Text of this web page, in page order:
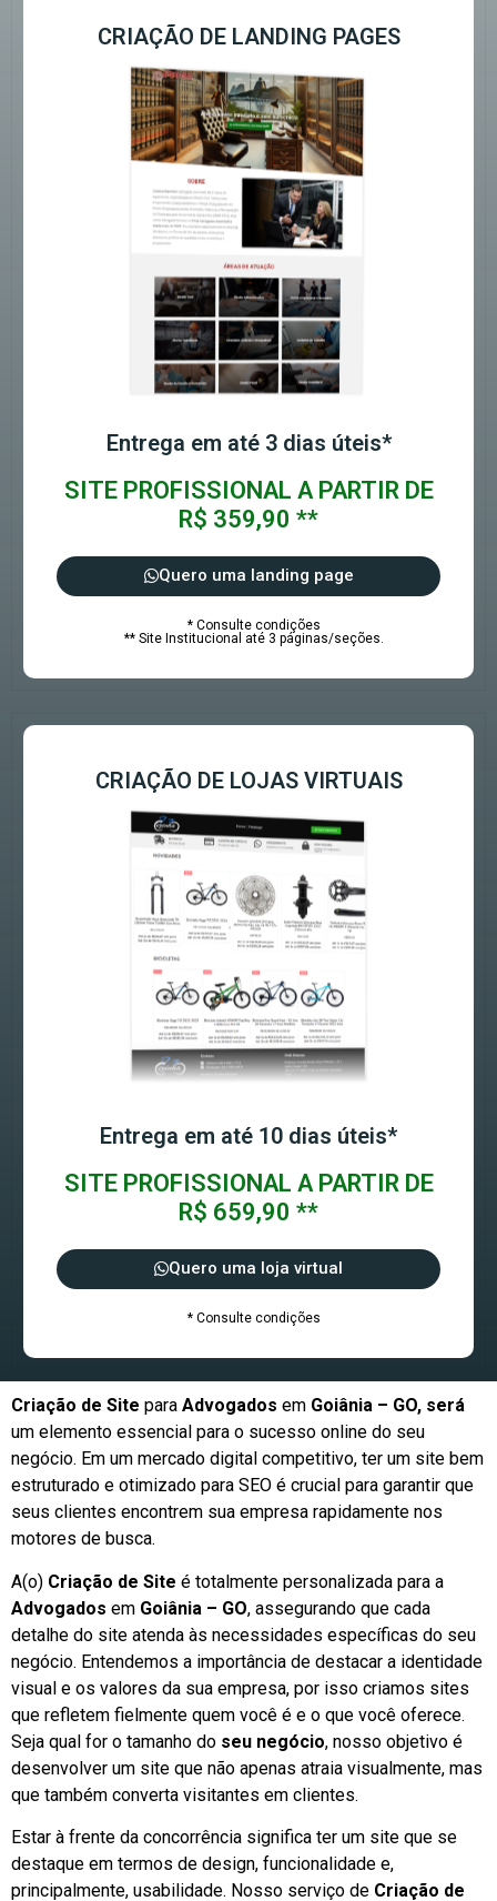
CRIAÇÃO DE LANDING PAGES
Entrega em até 3 dias úteis*
SITE PROFISSIONAL A PARTIR DE
R$ 359,90 **
Quero uma landing page
* Consulte condições
** Site Institucional até 3 páginas/seções.
CRIAÇÃO DE LOJAS VIRTUAIS
Entrega em até 10 dias úteis*
SITE PROFISSIONAL A PARTIR DE
R$ 659,90 **
Quero uma loja virtual
* Consulte condições
Criação de Site para Advogados em Goiânia – GO, será
um elemento essencial para o sucesso online do seu
negócio. Em um mercado digital competitivo, ter um site bem
estruturado e otimizado para SEO é crucial para garantir que
seus clientes encontrem sua empresa rapidamente nos
motores de busca.
A(o) Criação de Site é totalmente personalizada para a
Advogados em Goiânia – GO, assegurando que cada
detalhe do site atenda às necessidades específicas do seu
negócio. Entendemos a importância de destacar a identidade
visual e os valores da sua empresa, por isso criamos sites
que refletem fielmente quem você é e o que você oferece.
Seja qual for o tamanho do seu negócio, nosso objetivo é
desenvolver um site que não apenas atraia visualmente, mas
que também converta visitantes em clientes.
Estar à frente da concorrência significa ter um site que se
destaque em termos de design, funcionalidade e,
principalmente, usabilidade. Nosso serviço de Criação de